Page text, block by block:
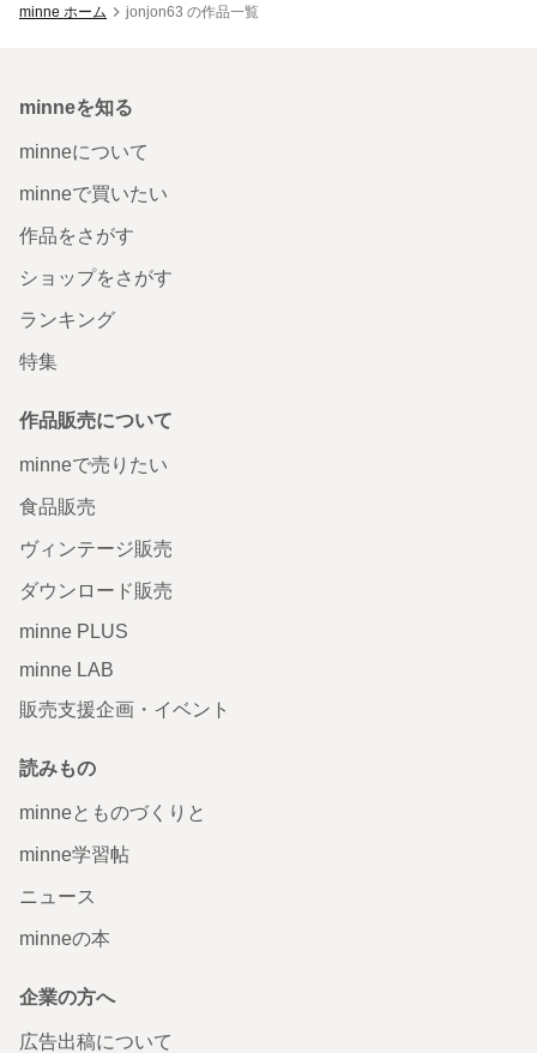
minne ホーム jonjon63 の作品一覧
minneを知る
minneについて
minneで買いたい
作品をさがす
ショップをさがす
ランキング
特集
作品販売について
minneで売りたい
食品販売
ヴィンテージ販売
ダウンロード販売
minne PLUS
minne LAB
販売支援企画・イベント
読みもの
minneとものづくりと
minne学習帖
ニュース
minneの本
企業の方へ
広告出稿について